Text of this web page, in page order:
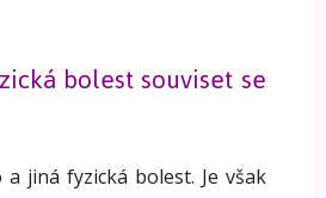
bolest souviset se
jiná fyzická bolest. Je však